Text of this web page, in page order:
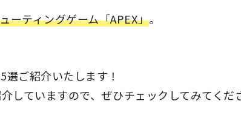
ーティングゲーム「APEX」。
選ご紹介いたします！
していますので、ぜひチェックしてみてくだ